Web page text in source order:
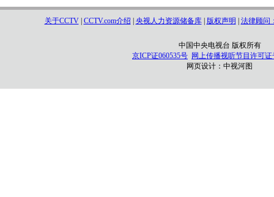
关于CCTV| CCTV.com介绍 央视人力资源储备库| 版权声明 法律顾问
中国中央电视台 版权所有
京ICP证060535号 网上传播视听节目许可证
网页设计： 中视河图